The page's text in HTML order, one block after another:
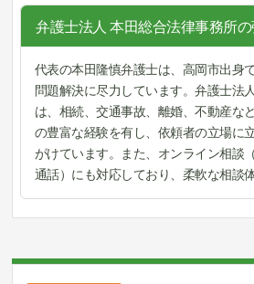
弁護士法人 本田総合法律事務所
代表の本田隆慎弁護士は、高岡市出身
問題解決に尽力しています。弁護士法
は、相続、交通事故、離婚、不動産な
の豊富な経験を有し、依頼者の立場に
がけています。また、オンライン相談
通話）にも対応しており、柔軟な相談